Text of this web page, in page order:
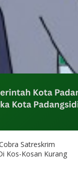
Satreskrim
Kos-Kosan Kurang